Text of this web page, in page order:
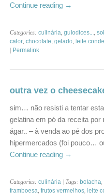
Continue reading →
Categories: culinária gulodices...
calor chocolate gelado leite
| Permalink
outra vez o
sim… não resisti a tentar
gelatina em pó da receita
ágar.. – à venda ao pé dos
hipermercados (foi pouco…
Continue reading →
Categories: culinária | Tags: bolacha
framboesa frutos vermelhos leite